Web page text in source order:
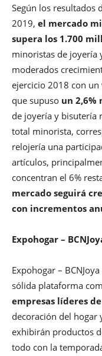
Según los resultados
2019, el mercado
supera los 1.700
minoristas de joyería
moderados
ejercicio 2018 con
que supuso un 2,6%
de joyería y bisutería
total minorista,
relojería una
artículos,
concentran el 6%
mercado seguirá
con incrementos
Expohogar –
Expohogar –
sólida plataforma
empresas líderes
decoración del hogar
exhibirán productos
todo con la